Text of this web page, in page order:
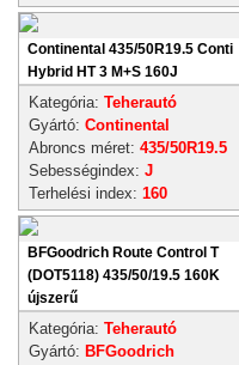
Continental 435/50R19.5 Conti
Hybrid HT 3 M+S 160J
Kategória: Teherautó
Gyártó: Continental
Abroncs méret: 435/50R19.5
Sebességindex: J
Terhelési index: 160
BFGoodrich Route Control T
(DOT5118) 435/50/19.5 160K
újszerű
Kategória: Teherautó
Gyártó: BFGoodrich